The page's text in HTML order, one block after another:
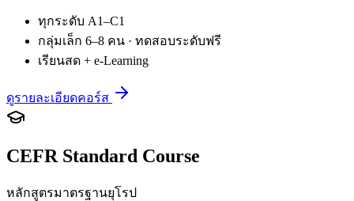
ทุกระดับ A1–C1
กลุ่มเล็ก 6–8 คน · ทดสอบระดับฟรี
เรียนสด + e-Learning
ดูรายละเอียดคอร์ส
CEFR Standard Course
หลักสูตรมาตรฐานยุโรป